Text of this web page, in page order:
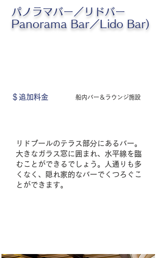
パノラマバー／リドバー
Panorama Bar／Lido Bar)
＄追加料金 船内バー＆ラウンジ施設
リドプールのテラス部分にあるバー。
大きなガラス窓に囲まれ、水平線を臨
むことができるでしょう。人通りも多
くなく、隠れ家的なバーでくつろぐこ
とができます。